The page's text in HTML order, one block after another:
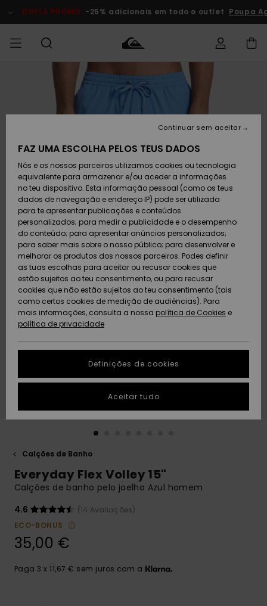
do
DUPLA PROMO -25% adicionais em todo o outlet Poupa
Roupas
Calçado e
chinelos
Surfe/água
Snow
Artigos
recém-
chegados
Coleções
MENINO
Roupas
Calçado e
chinelos
Surfe/água
Neve
Artigos
recém-
chegados
Highlights
MULHER
chegados
Highlights
Snow
SURF
Surf Shop
Homem
Crianças
Highlights
Community
SNOW
Artigos
Neve
Homem
Artigos
Criança
Snow Shop
Feminino
Highlights
Community
DUPLA
PROMO
Outlet
Homem
Criança
Outlet
Mulher
AJUDA
Acede à tua
encomenda
Devoluções
Pagamento
Cartão
presente
Quiksilver
Freedom
Protecção de
dados
Guia de
tamanhos
conversa para
obteres a
resposta mais
conversa
Encontra
respostas
para as
formulário de
SUSTAINABILITY
PRESENTE
DESEJO
Calções de Banho
Everyday Flex Volley 15"
Calções de banho pelo joelho Azul homem
4.6
(14 Avaliações)
ECO-BONUS
35,00 €
Paga 3 x 11,67 € sem juros com a
FAZ UMA ESCOLHA PELOS TEUS DADOS
Nós e os nossos parceiros utilizamos cookies ou tecnologia
equivalente para armazenar e/ou aceder a informações
no teu dispositivo. Esta informação pessoal (como os teus
dados de navegação e endereço IP) pode ser utilizada
para te apresentar publicações e conteúdos
personalizados; para medir a publicidade e o desempenho
do conteúdo; para apresentar anúncios personalizados;
para saber mais sobre o nosso público; para desenvolver e
melhorar os produtos dos nossos parceiros. Podes definir
as tuas escolhas para aceitar ou recusar cookies que
estão sujeitos ao teu consentimento, ou para recusar
cookies que não estão sujeitos ao teu consentimento (tais
como certos cookies de medição de audiências). Para
mais informações, consulta a nossa política de Cookies e
política de privacidade
Definições de cookies
Continuar sem aceitar
Aceitar tudo